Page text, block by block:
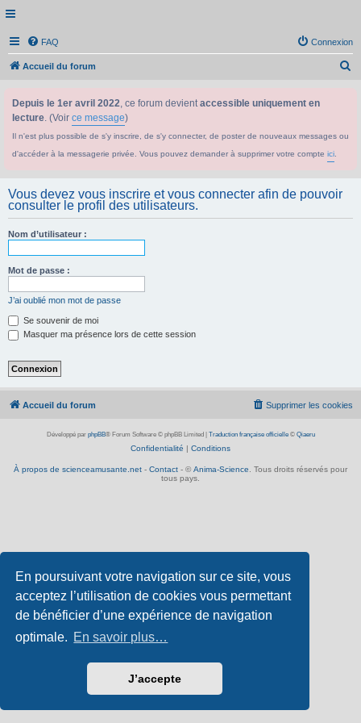
En poursuivant votre navigation sur ce site, vous
acceptez l’utilisation de cookies vous permettant
de bénéficier d’une expérience de navigation
optimale. En savoir plus…
J’accepte
FAQ Connexion
Accueil du forum
e
Depuis le 1er avril 2022, ce forum devientaccessible uniquement en
lecture. (Voir ce message)
Il n'est plus possible de s'y inscrire, de s'y connecter, de poster de nouveaux messages ou
d'accéder à la messagerie privée. Vous pouvez demander à supprimer votre compte ici
Vous devez vous inscrire et vous connecter afin de pouvoir
consulter le profil des utilisateurs.
Nom d’utilisateur :
Mot de passe :
J’ai oublié mon mot de passe
Se souvenir de moi
Masquer ma présence lors de cette session
Accueil du forum Supprimer les cookies
Développé par phpBB® Forum Software © phpBB Limited Traduction française officielle© Qiaeru
Confidentialité | Conditions
À propos de scienceamusante.net - Contact - © Anima-Science . Tous droits réservés pour
tous pays.